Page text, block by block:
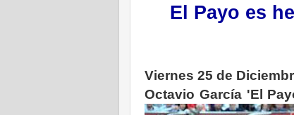
El Payo es
Viernes 25 de
Octavio García 'El